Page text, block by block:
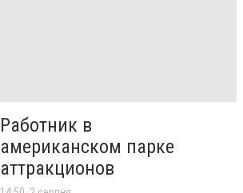
Работник в
американском парке
аттракционов